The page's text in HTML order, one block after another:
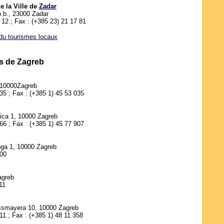
la Ville de Zadar
23000 Zadar
; Fax : (+385 23) 21 17 81
tourismes locaux
de Zagreb
; Fax : (+385 1) 45 53 035
1, 10000 Zagreb
; Fax : (+385 1) 45 77 907
1, 10000 Zagreb
10, 10000 Zagreb
; Fax : (+385 1) 48 11 358